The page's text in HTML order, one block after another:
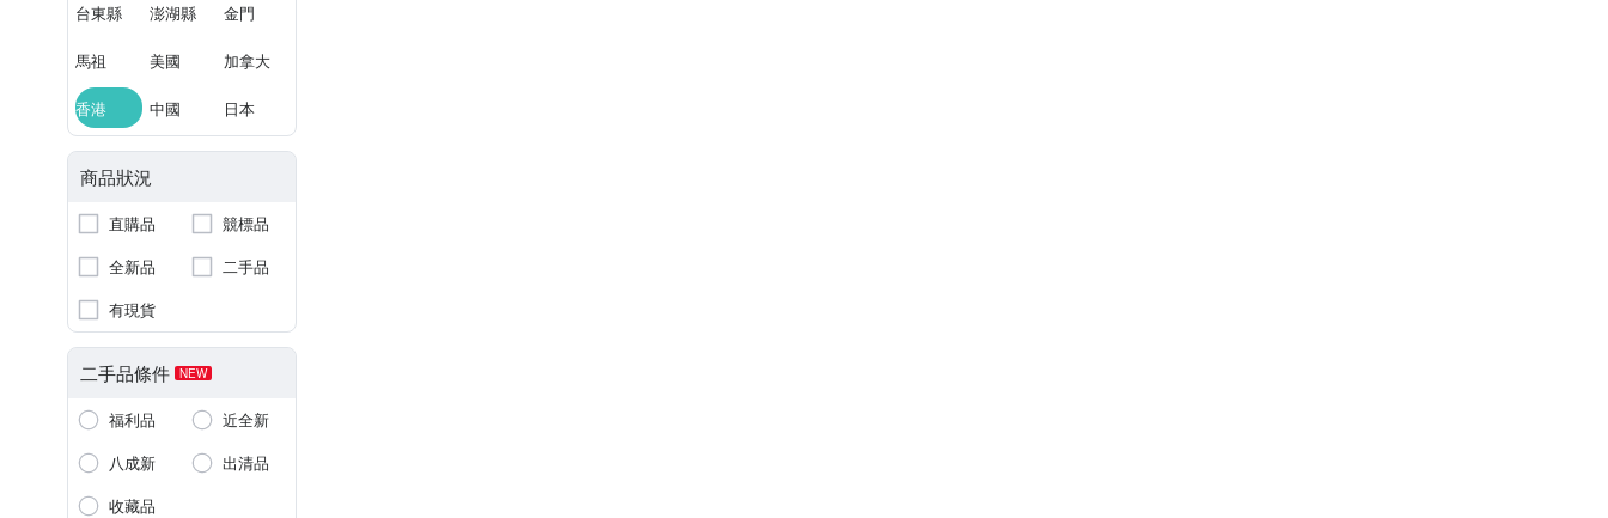
台東縣 澎湖縣 金門
馬祖 美國 加拿大
香港 中國 日本
商品狀況
直購品
競標品
全新品
二手品
有現貨
二手品條件 NEW
福利品
近全新
八成新
出清品
收藏品